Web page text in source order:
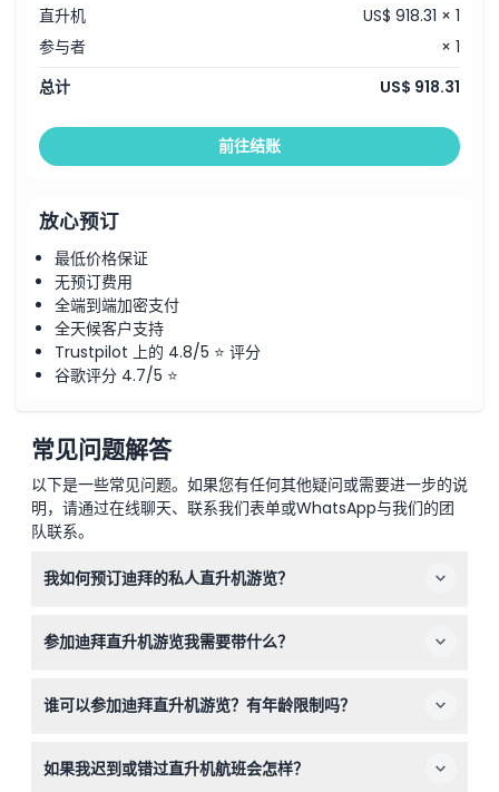
直升机
US$ 918.31 × 1
参与者
× 1
总计
US$ 918.31
前往结账
放心预订
最低价格保证
无预订费用
全端到端加密支付
全天候客户支持
Trustpilot 上的 4.8/5 ⭐ 评分
谷歌评分 4.7/5 ⭐
常见问题解答
以下是一些常见问题。如果您有任何其他疑问或需要进一步的说
明，请通过在线聊天、联系我们表单或WhatsApp与我们的团
队联系。
我如何预订迪拜的私人直升机游览？
您喜欢的游览套餐和可用时间段。
参加迪拜直升机游览我需要带什么？
前至少45分钟到达以参加安全简报和称重。
谁可以参加迪拜直升机游览？有年龄限制吗？
客的绝佳体验。
如果我迟到或错过直升机航班会怎样？